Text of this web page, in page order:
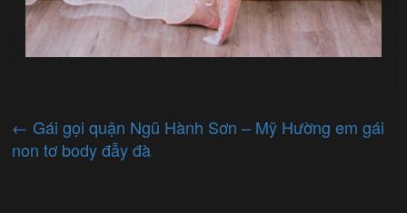
← Gái gọi quận Ngũ Hành Sơn – Mỹ Hường em gái
non tơ body đẫy đà